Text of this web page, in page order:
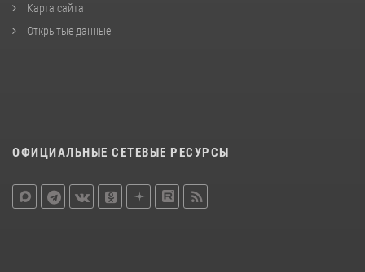
Карта сайта
Открытые данные
ОФИЦИАЛЬНЫЕ СЕТЕВЫЕ РЕСУРСЫ